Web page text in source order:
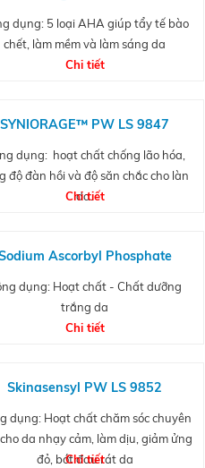
dụng: 5 loại AHA giúp tẩy tế bào
chết, làm mềm và làm sáng da
Chi tiết
SYNIORAGE™ PW LS 9847
dụng: hoạt chất chống lão hóa,
độ đàn hồi và độ săn chắc cho làn
da.
Chi tiết
Ascorbyl Phosphate
dụng: Hoạt chất - Chất dưỡng
trắng da
Chi tiết
Skinasensyl PW LS 9852
dụng: Hoạt chất chăm sóc chuyên
da nhạy cảm, làm dịu, giảm ửng
đỏ, bớt đau rát da
Chi tiết